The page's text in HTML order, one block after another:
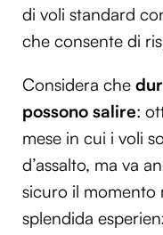
di voli standard
che consente di
Considera che
possono salire:
mese in cui i voli
d’assalto, ma va
sicuro il momento
splendida